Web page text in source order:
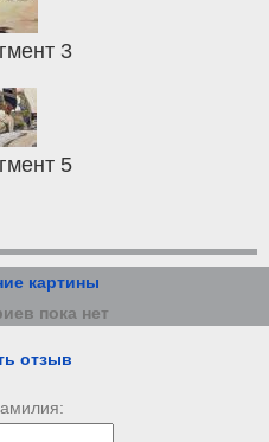
3
5
картины
пока нет
отзыв